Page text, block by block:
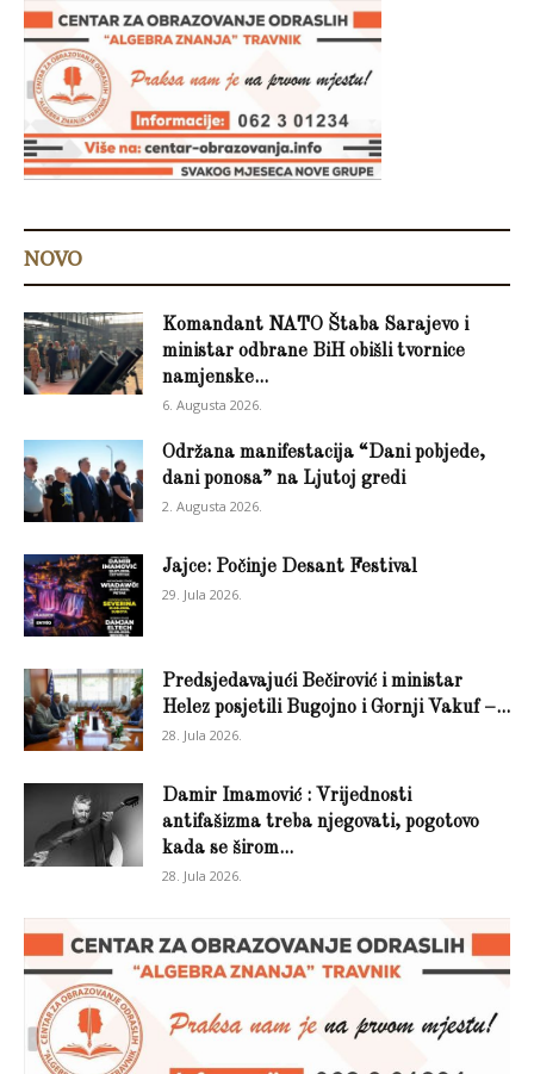
NOVO
Komandant NATO Štaba Sarajevo i
ministar odbrane BiH obišli tvornice
namjenske...
6. Augusta 2026.
Održana manifestacija “Dani pobjede,
dani ponosa” na Ljutoj gredi
2. Augusta 2026.
Jajce: Počinje Desant Festival
29. Jula 2026.
Predsjedavajući Bečirović i ministar
Helez posjetili Bugojno i Gornji Vakuf –...
28. Jula 2026.
Damir Imamović : Vrijednosti
antifašizma treba njegovati, pogotovo
kada se širom...
28. Jula 2026.